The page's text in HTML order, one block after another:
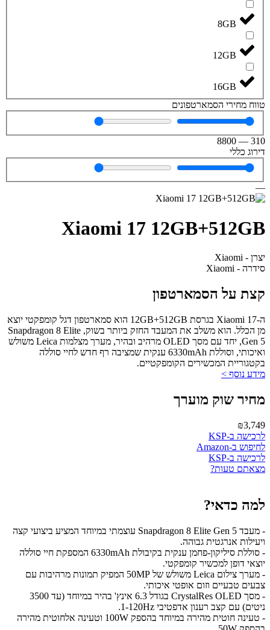
8GB
12GB
16GB
טווח מחירי הסמארטפונים
310
—
8800
דירוג כללי
—
Xiaomi 17 12GB+512GB
יצרן - Xiaomi
סידרה - Xiaomi
קצת על הסמארטפון
ה-Xiaomi 17 בגרסת 12GB+512GB הוא סמארטפון דגל קומפקטי יוצא
מן הכלל. הוא משלב את המעבד החזק ביותר בשוק, Snapdragon 8 Elite
Gen 5, יחד עם מסך OLED מרהיב ובהיר, מערך מצלמות Leica משולש
ואיכותי, וסוללת 6330mAh ענקית שמציבה רף חדש לחיי סוללה
בקטגוריית המכשירים הקומפקטיים.
מידע נוסף >
מחיר שוק מוערך
₪3,749
לרכישה ב-KSP
לחיפוש ב-Amazon
לרכישה ב-KSP
מצאתם טעות?
למה כדאי?
- מעבד Snapdragon 8 Elite Gen 5 עוצמתי במיוחד המציע ביצועי קצה
ויעילות אנרגטית גבוהה.
- סוללת סיליקון-פחמן ענקית בקיבולת 6330mAh המספקת חיי סוללה
יוצאי דופן למכשיר קומפקטי.
- מערך צילום Leica משולש של 50MP המפיק תמונות מרהיבות עם
צבעים טבעיים וזום אופטי איכותי.
- מסך CrystalRes OLED בגודל 6.3 אינץ' בהיר במיוחד (עד 3500
ניטים) עם קצב רענון אדפטיבי 1-120Hz.
- טעינה חוטית מהירה במיוחד בהספק 100W וטעינה אלחוטית מהירה